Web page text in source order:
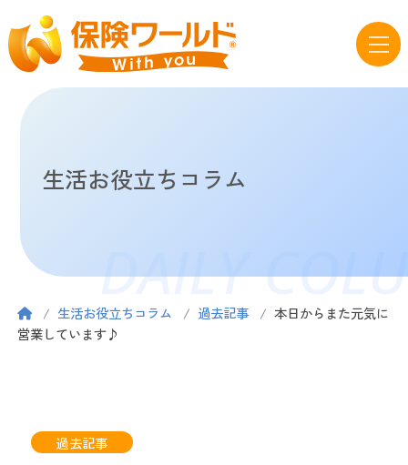
生活お役立ちコラム
DAILY
生活お役立ちコラム 過去記事
本日からまた元気に
営業しています♪
過去記事